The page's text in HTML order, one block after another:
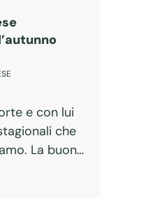
e con lui
che
La buona